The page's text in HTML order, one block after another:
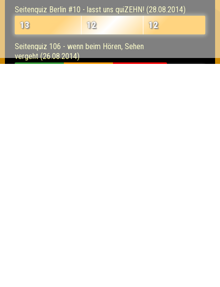
Seitenquiz Berlin #10 - lasst uns quiZEHN! (28.08.2014)
13 12 12
Seitenquiz 106 - wenn beim Hören, Sehen
vergeht (26.08.2014)